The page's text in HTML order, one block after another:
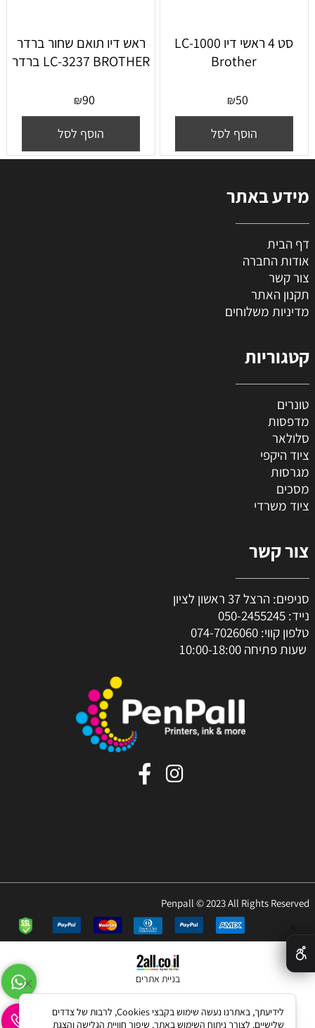
סט 4 ראשי דיו LC-1000
Brother
₪50
הוסף לסל
ראש דיו תואם שחור ברדר
LC-3237 BROTHER ברדר
₪90
הוסף לסל
מידע באתר
דף הבית
אודות החברה
צור קשר
תקנון האתר
מדיניות משלוחים
קטגוריות
טונרים
מדפסות
סלולאר
ציוד היקפי
מגרסות
מסכים
ציוד משרדי
צור קשר
סניפים: הרצל 37 ראשון לציון
נייד: 050-2455245
טלפון קווי: 074-7026060
שעות פתיחה 10:00-18:00
Penpall © 2023 All Rights Reserved
בניית אתרים
לידיעתך, באתרנו נעשה שימוש בקבצי Cookies, לרבות של צדדים
שלישיים, לצורך ניתוח השימוש באתר, שיפור חוויית הגלישה והצגת